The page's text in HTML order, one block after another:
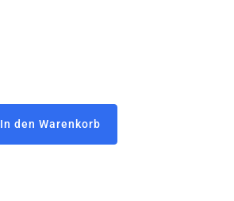
In den Warenkorb